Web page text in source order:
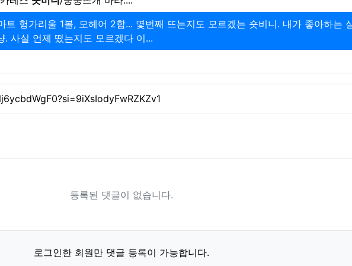
트 헝가리울 1볼, 모헤어 2합... 몇번째 뜨는지도 모르겠는 숏비니. 내가 좋아하는
사실 언제 떴는지도 모르겠다 이...
등록된 댓글이 없습니다.
로그인한 회원만 댓글 등록이 가능합니다.